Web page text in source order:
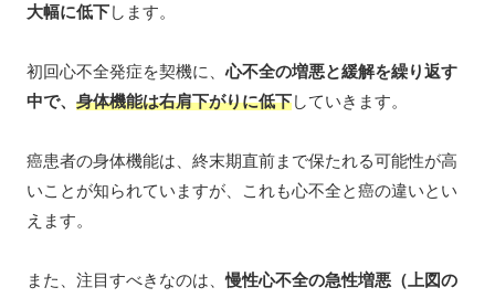
大幅に低下します。
初回心不全発症を契機に、心不全の増悪と緩解を繰り返す
中で、 身体機能は右肩下がりに低下していきます。
癌患者の身体機能は、終末期直前まで保たれる可能性が高
いことが知られていますが、これも心不全と癌の違いとい
えます。
また、注目すべきなのは、慢性心不全の急性増悪（上図の